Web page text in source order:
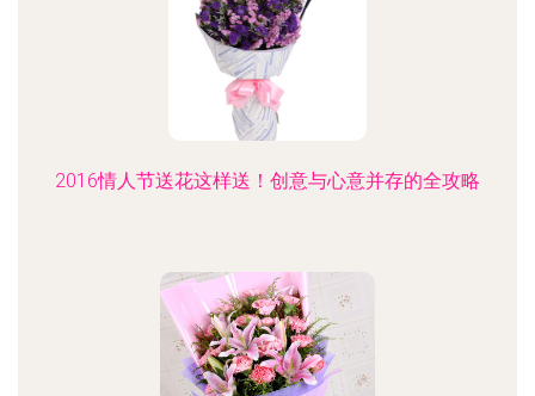
2016情人节送花这样送！创意与心意并存的全攻略